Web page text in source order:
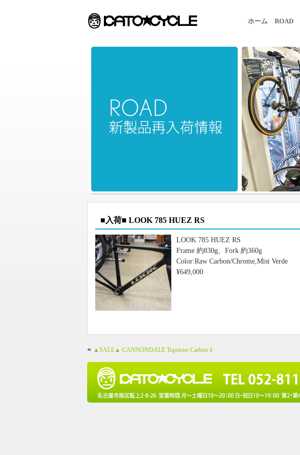
ホーム ROAD
■入荷■ LOOK 785 HUEZ RS
LOOK 785 HUEZ RS
Frame 約830g、Fork 約360g
Color:Raw Carbon/Chrome,Mist Verde
¥649,000
« ▲SALE▲ CANNONDALE Topstone Carbon 4